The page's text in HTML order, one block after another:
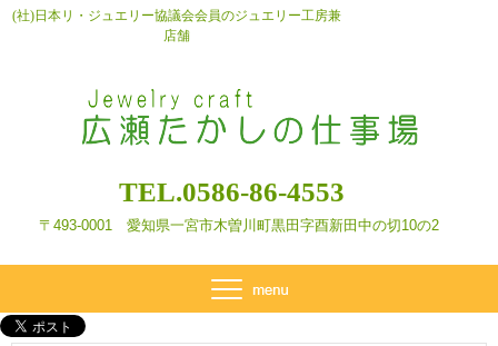
(社)日本リ・ジュエリー協議会会員のジュエリー工房兼
店舗
TEL.0586-86-4553
〒493-0001 愛知県一宮市木曽川町黒田字酉新田 中の切10の2